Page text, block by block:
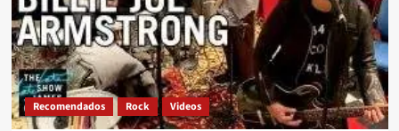
Recomendados Rock Videos